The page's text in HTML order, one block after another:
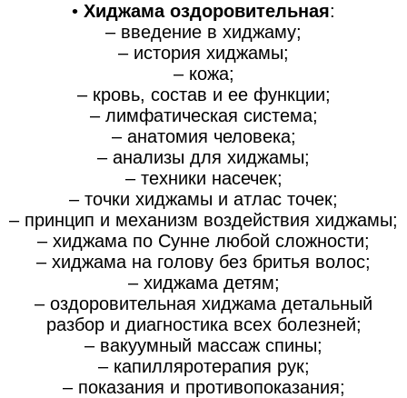
• Хиджама оздоровительная:
– введение в хиджаму;
– история хиджамы;
– кожа;
– кровь, состав и ее функции;
– лимфатическая система;
– анатомия человека;
– анализы для хиджамы;
– техники насечек;
– точки хиджамы и атлас точек;
– принцип и механизм воздействия хиджамы;
– хиджама по Сунне любой сложности;
– хиджама на голову без бритья волос;
– хиджама детям;
– оздоровительная хиджама детальный
разбор и диагностика всех болезней;
– вакуумный массаж спины;
– капилляротерапия рук;
– показания и противопоказания;